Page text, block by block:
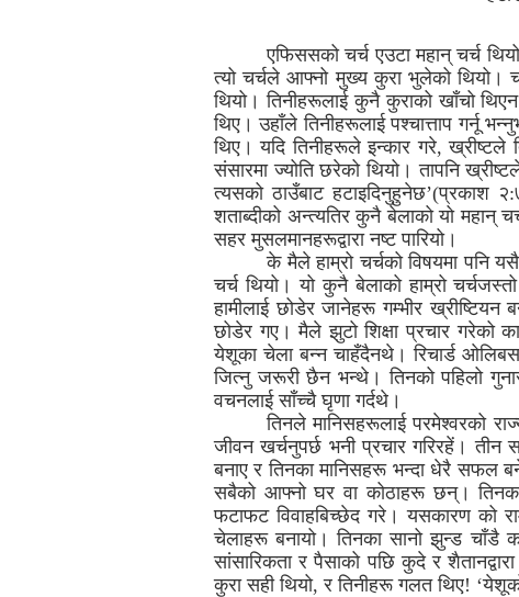
एफिससको चर्च एउटा महान् चर्च
त्यो चर्चले आफ्नो मुख्य कुरा भुलेको थियो।
थियो। तिनीहरूलाई कुनै कुराको खाँचो
थिए। उहाँले तिनीहरूलाई पश्चात्ताप गर्नू
थिए। यदि तिनीहरूले इन्कार गरे, ख्रीष्टले
संसारमा ज्योति छरेको थियो। तापनि
त्यसको ठाउँबाट हटाइदिनुहुनेछ’(प्रकाश
शताब्दीको अन्त्यतिर कुनै बेलाको यो महान्
सहर मुसलमानहरूद्वारा नष्ट पारियो।
के मैले हाम्रो चर्चको विषयमा पनि
चर्च थियो। यो कुनै बेलाको हाम्रो
हामीलाई छोडेर जानेहरू गम्भीर
छोडेर गए। मैले झुटो शिक्षा प्रचार गरेको
येशूका चेला बन्न चाहँदैनथे। रिचार्ड
जित्नु जरूरी छैन भन्थे। तिनको पहिलो
वचनलाई साँच्चै घृणा गर्दथे।
तिनले मानिसहरूलाई परमेश्वरको
जीवन खर्चनुपर्छ भनी प्रचार गरिरहें।
बनाए र तिनका मानिसहरू भन्दा धेरै सफल
सबैको आफ्नो घर वा कोठाहरू छन्। तिनका
फटाफट विवाहबिच्छेद गरे। यसकारण को
चेलाहरू बनायो। तिनका सानो झुन्ड चाँडै
सांसारिकता र पैसाको पछि कुदे र
कुरा सही थियो, र तिनीहरू गलत थिए!